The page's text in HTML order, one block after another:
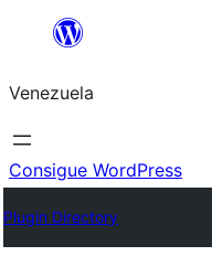
Saltar
contenido
Venezuela
Consigue WordPress
Plugin Directory